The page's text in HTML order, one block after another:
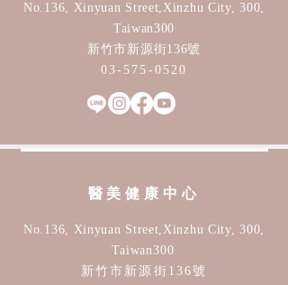
No.136, Xinyuan Street,Xinzhu City, 300,
Taiwan300
新竹市新源街136號
03-575-0520
醫美​健康中心
No.136, Xinyuan Street,Xinzhu City, 300,
Taiwan300
新竹市新源街136號